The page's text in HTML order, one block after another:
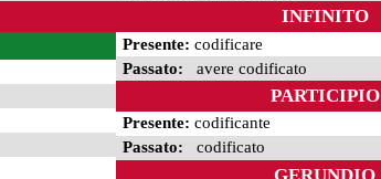
INFINITO
Presente: codificare
Passato: avere codificato
PARTICIPIO
Presente: codificante
Passato: codificato
GERUNDIO